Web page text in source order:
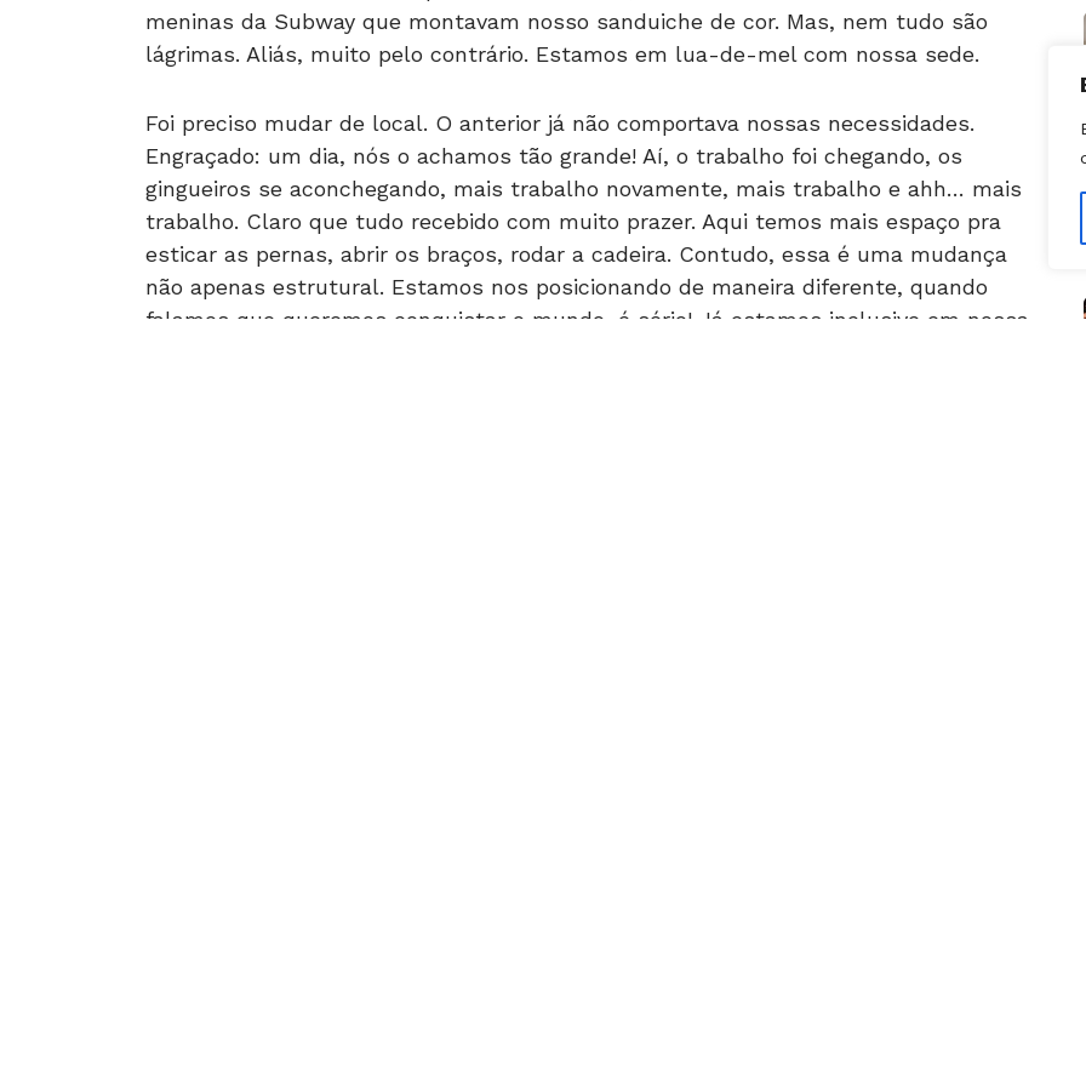
lágrimas. Aliás, muito pelo contrário. Estamos em lua-de-mel com nossa sede.
Engraçado: um dia, nós o achamos tão grande! Aí, o trabalho foi chegando, os
gingueiros se aconchegando, mais trabalho novamente, mais trabalho e ahh… mais
trabalho. Claro que tudo recebido com muito prazer. Aqui temos mais espaço pra
esticar as pernas, abrir os braços, rodar a cadeira. Contudo, essa é uma mudança
não apenas estrutural. Estamos nos posicionando de maneira diferente, quando
falamos que queremos conquistar o mundo, é sério! Já estamos inclusive em nossa
nova sede, prontos para arquitetar nossos planos. o/